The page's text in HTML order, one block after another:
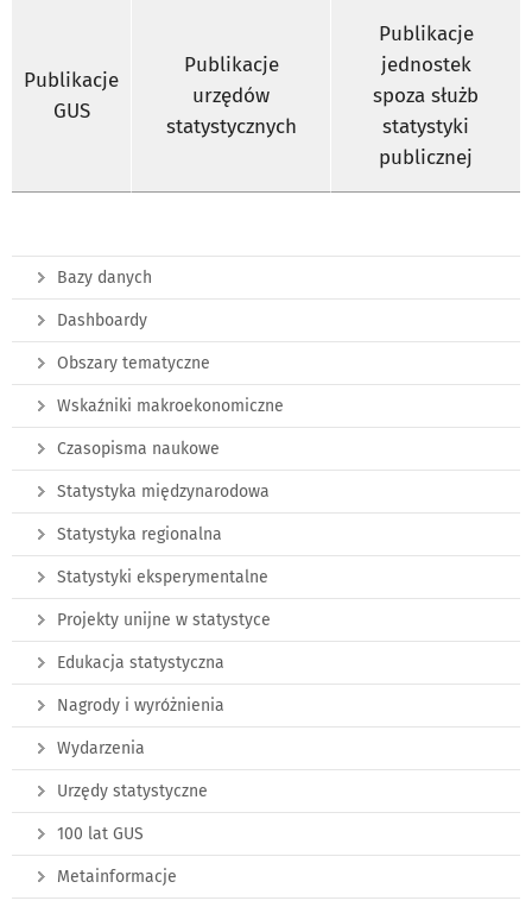
Publikacje
GUS
Publikacje
urzędów
statystycznych
Publikacje
jednostek
spoza służb
statystyki
publicznej
Bazy danych
Dashboardy
Obszary tematyczne
Wskaźniki makroekonomiczne
Czasopisma naukowe
Statystyka międzynarodowa
Statystyka regionalna
Statystyki eksperymentalne
Projekty unijne w statystyce
Edukacja statystyczna
Nagrody i wyróżnienia
Wydarzenia
Urzędy statystyczne
100 lat GUS
Metainformacje